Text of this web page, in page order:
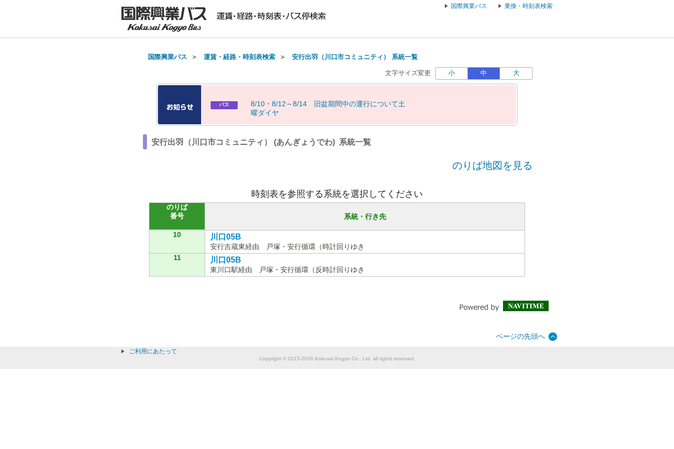
国際興業バス 乗換・時刻表検索
国際興業バス ＞ 運賃・経路・時刻表検索 ＞ 安行出羽（川口市コミュニティ） 系統一覧
文字サイズ変更 小 中 大
バス 8/10 ・ 8/1 2 ～8/14 旧盆期間中の運行について土
曜ダイヤ
安行出羽（川口市コミュニティ） (あんぎょうでわ) 系統一覧
のりば地図を見る
時刻表を参照する系統を選択してください
のりば
番号
系統・行き先
10 川口05B
安行吉蔵東経由 戸塚・安行循環（時計回りゆき
11
川口05B
東川口駅経由 戸塚・安行循環（反時計回りゆき
ページの先頭へ
ご利用にあたって
Copyright © 2015-2026 Kokusai Kogyo Co., Ltd. all rights reserved.